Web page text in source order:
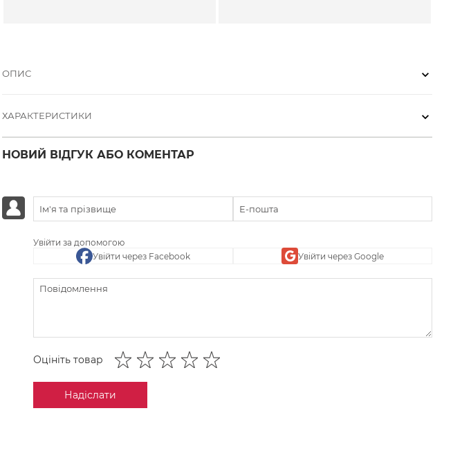
ОПИС
ХАРАКТЕРИСТИКИ
НОВИЙ ВІДГУК АБО КОМЕНТАР
Увійти за допомогою
Увійти через Facebook
Увійти через Google
Оцініть товар
Надіслати